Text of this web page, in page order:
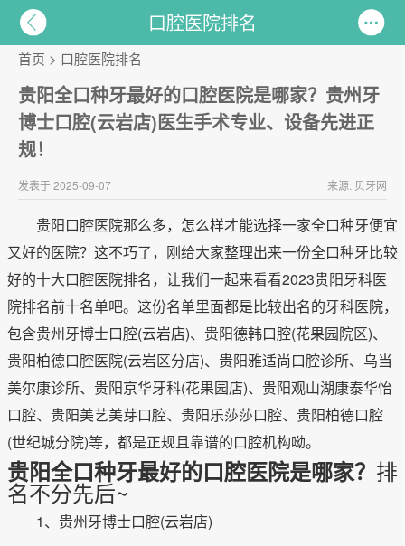
口腔医院排名
首页 > 口腔医院排名
贵阳全口种牙最好的口腔医院是哪家？贵州牙
博士口腔(云岩店)医生手术专业、设备先进正
规！
发表于 2025-09-07 来源: 贝牙网
贵阳口腔医院那么多，怎么样才能选择一家全口种牙便宜
又好的医院？这不巧了，刚给大家整理出来一份全口种牙比较
好的十大口腔医院排名，让我们一起来看看2023贵阳牙科医
院排名前十名单吧。这份名单里面都是比较出名的牙科医院，
包含贵州牙博士口腔(云岩店)、贵阳德韩口腔(花果园院区)、
贵阳柏德口腔医院(云岩区分店)、贵阳雅适尚口腔诊所、乌当
美尔康诊所、贵阳京华牙科(花果园店)、贵阳观山湖康泰华怡
口腔、贵阳美艺美芽口腔、贵阳乐莎莎口腔、贵阳柏德口腔
(世纪城分院)等，都是正规且靠谱的口腔机构呦。
贵阳全口种牙最好的口腔医院是哪家？ 排
名不分先后~
1、贵州牙博士口腔(云岩店)